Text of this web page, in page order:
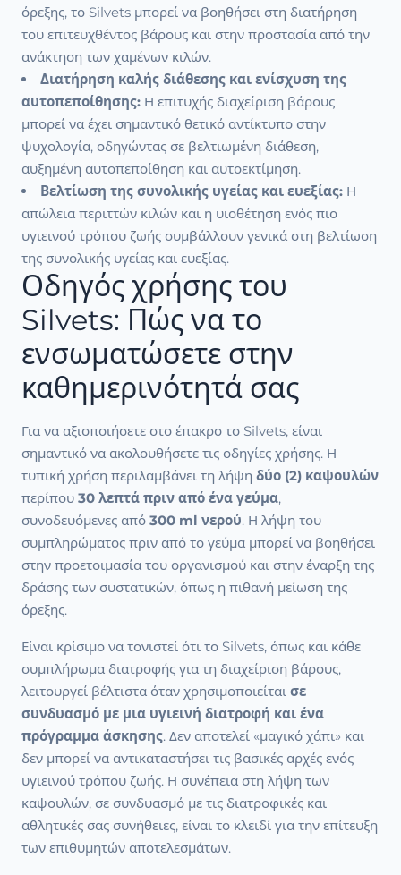
όρεξης, το Silvets μπορεί να βοηθήσει στη διατήρηση
του επιτευχθέντος βάρους και στην προστασία από την
ανάκτηση των χαμένων κιλών.
Διατήρηση καλής διάθεσης και ενίσχυση της
αυτοπεποίθησης: Η επιτυχής διαχείριση βάρους
μπορεί να έχει σημαντικό θετικό αντίκτυπο στην
ψυχολογία, οδηγώντας σε βελτιωμένη διάθεση,
αυξημένη αυτοπεποίθηση και αυτοεκτίμηση.
Βελτίωση της συνολικής υγείας και ευεξίας: Η
απώλεια περιττών κιλών και η υιοθέτηση ενός πιο
υγιεινού τρόπου ζωής συμβάλλουν γενικά στη βελτίωση
της συνολικής υγείας και ευεξίας.
Οδηγός χρήσης του
Silvets: Πώς να το
ενσωματώσετε στην
καθημερινότητά σας
Για να αξιοποιήσετε στο έπακρο το Silvets, είναι
σημαντικό να ακολουθήσετε τις οδηγίες χρήσης. Η
τυπική χρήση περιλαμβάνει τη λήψη δύο (2) καψουλών
περίπου 30 λεπτά πριν από ένα γεύμα,
συνοδευόμενες από 300 ml νερού. Η λήψη του
συμπληρώματος πριν από το γεύμα μπορεί να βοηθήσει
στην προετοιμασία του οργανισμού και στην έναρξη της
δράσης των συστατικών, όπως η πιθανή μείωση της
όρεξης.
Είναι κρίσιμο να τονιστεί ότι το Silvets, όπως και κάθε
συμπλήρωμα διατροφής για τη διαχείριση βάρους,
λειτουργεί βέλτιστα όταν χρησιμοποιείται σε
συνδυασμό με μια υγιεινή διατροφή και ένα
πρόγραμμα άσκησης. Δεν αποτελεί «μαγικό χάπι» και
δεν μπορεί να αντικαταστήσει τις βασικές αρχές ενός
υγιεινού τρόπου ζωής. Η συνέπεια στη λήψη των
καψουλών, σε συνδυασμό με τις διατροφικές και
αθλητικές σας συνήθειες, είναι το κλειδί για την επίτευξη
των επιθυμητών αποτελεσμάτων.